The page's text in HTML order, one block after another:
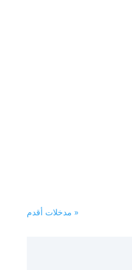
« مدخلات أقدم